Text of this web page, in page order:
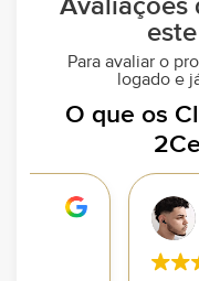
Avaliações
Para avaliar o
logado e
O que os
1 ano atrás